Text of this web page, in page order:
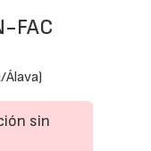
FAC
Álava)
sin